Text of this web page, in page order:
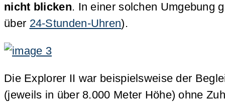
nicht blicken. In einer solchen Umgebung
über 24-Stunden-Uhren).
Die Explorer II war beispielsweise der
(jeweils in über 8.000 Meter Höhe) ohne